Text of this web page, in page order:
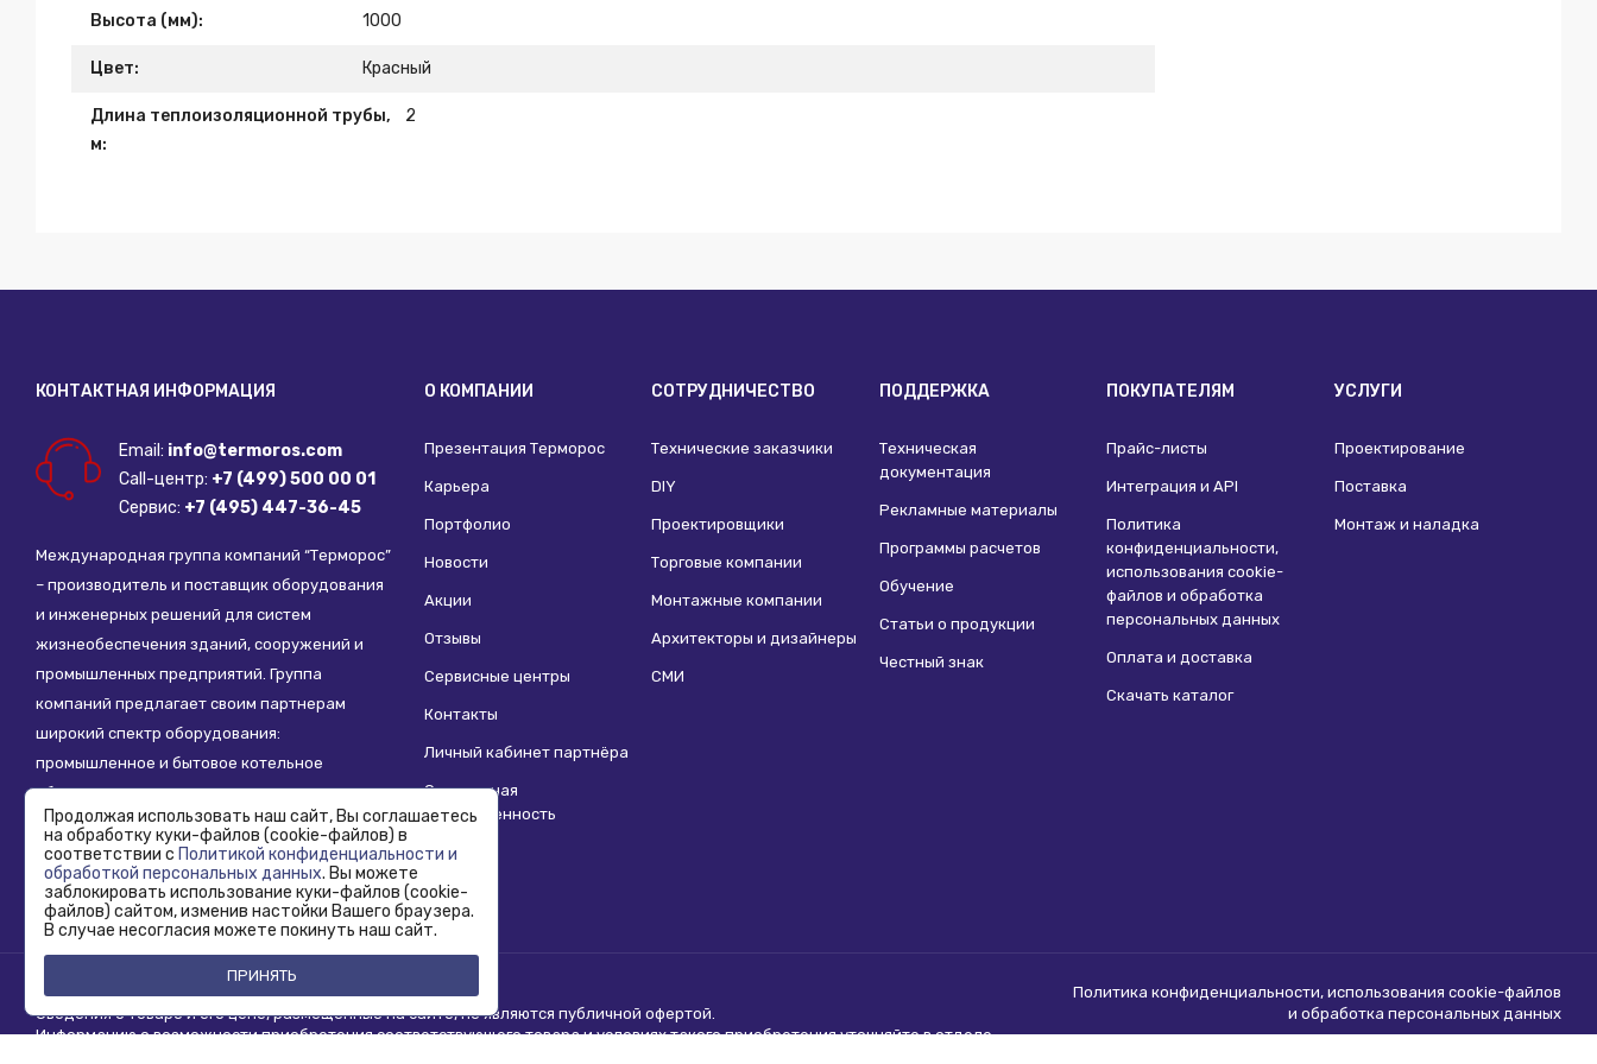
Высота (мм): 1000
Цвет: Красный
Длина теплоизоляционной трубы,
м:
2
КОНТАКТНАЯ ИНФОРМАЦИЯ
Email: info@termoros.com
Call-центр: +7 (499) 500 00 01
Сервис: +7 (495) 447-36-45
Международная группа компаний “Терморос”
– производитель и поставщик оборудования
и инженерных решений для систем
жизнеобеспечения зданий, сооружений и
промышленных предприятий. Группа
компаний предлагает своим партнерам
широкий спектр оборудования:
промышленное и бытовое котельное
оборудование, системы отопления,
водоснабжения, водоподготовки и другие
инженерные системы.
О КОМПАНИИ
Презентация Терморос
Карьера
Портфолио
Новости
Акции
Отзывы
Сервисные центры
Контакты
Личный кабинет партнёра
Социальная
ответственность
СОТРУДНИЧЕСТВО
Технические заказчики
DIY
Проектировщики
Торговые компании
Монтажные компании
Архитекторы и дизайнеры
СМИ
ПОДДЕРЖКА
Техническая
документация
Рекламные материалы
Программы расчетов
Обучение
Статьи о продукции
Честный знак
ПОКУПАТЕЛЯМ
Прайс-листы
Интеграция и API
Политика
конфиденциальности,
использования сookie-
файлов и обработка
персональных данных
Оплата и доставка
Скачать каталог
УСЛУГИ
Проектирование
Поставка
Монтаж и наладка
Copyright © 1995 - 2026 Termoros. Все права защищены.
Сведения о товаре и его цене, размещенные на сайте, не являются публичной офертой.
Информацию о возможности приобретения соответствующего товара и условиях такого приобретения уточняйте в отделе
Политика конфиденциальности, использования сookie-файлов
и обработка персональных данных
Продолжая использовать наш сайт, Вы соглашаетесь
на обработку куки-файлов (cookie-файлов) в
соответствии с Политикой конфиденциальности и
обработкой персональных данных. Вы можете
заблокировать использование куки-файлов (cookie-
файлов) сайтом, изменив настойки Вашего браузера.
В случае несогласия можете покинуть наш сайт.
ПРИНЯТЬ